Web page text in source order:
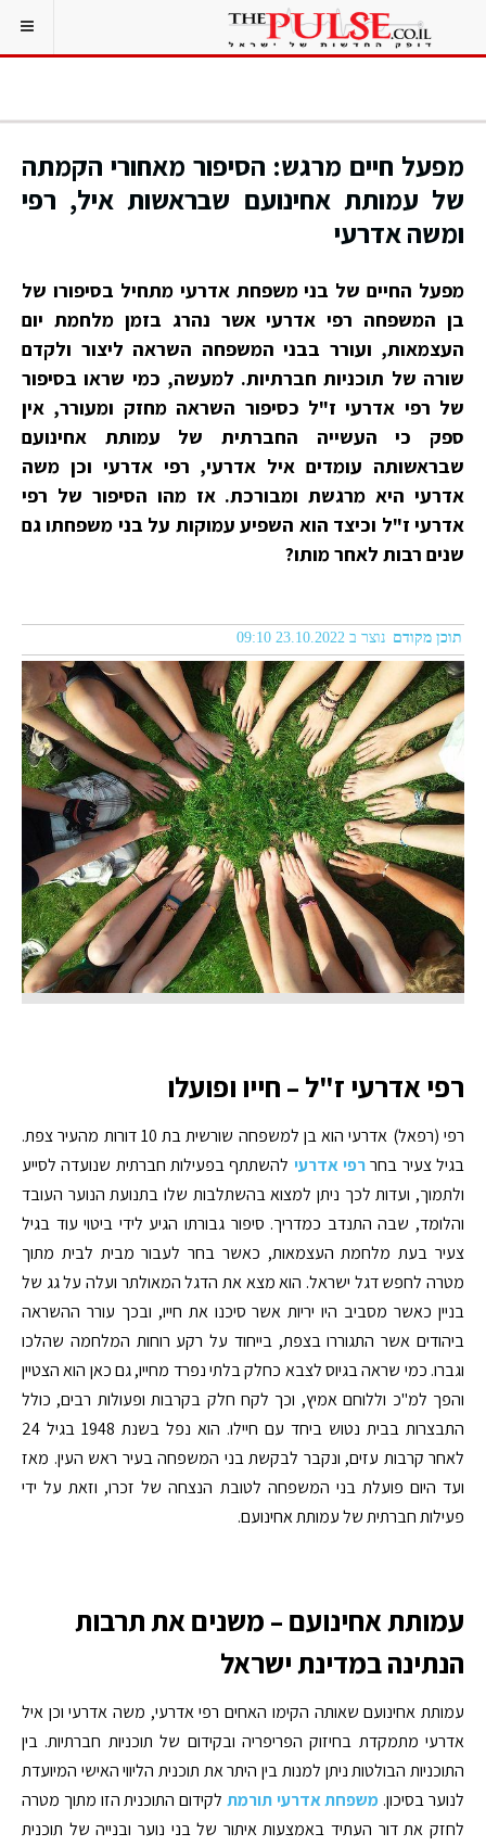
מפעל חיים מרגש: הסיפור מאחורי הקמתה
של עמותת אחינועם שבראשות איל, רפי
ומשה אדרעי
מפעל החיים של בני משפחת אדרעי מתחיל בסיפורו של
בן המשפחה רפי אדרעי אשר נהרג בזמן מלחמת יום
העצמאות, ועורר בבני המשפחה השראה ליצור ולקדם
שורה של תוכניות חברתיות. למעשה, כמי שראו בסיפור
של רפי אדרעי ז"ל כסיפור השראה מחזק ומעורר, אין
ספק כי העשייה החברתית של עמותת אחינועם
שבראשותה עומדים איל אדרעי, רפי אדרעי וכן משה
אדרעי היא מרגשת ומבורכת. אז מהו הסיפור של רפי
אדרעי ז"ל וכיצד הוא השפיע עמוקות על בני משפחתו גם
שנים רבות לאחר מותו?
תוכן מקודם נוצר ב 23.10.2022 09:10
רפי אדרעי ז"ל – חייו ופועלו
רפי (רפאל) אדרעי הוא בן למשפחה שורשית בת 10 דורות מהעיר צפת.
בגיל צעיר בחררפי אדרעי להשתתף בפעילות חברתית שנועדה לסייע
ולתמוך, ועדות לכך ניתן למצוא בהשתלבות שלו בתנועת הנוער העובד
והלומד, שבה התנדב כמדריך. סיפור גבורתו הגיע לידי ביטוי עוד בגיל
צעיר בעת מלחמת העצמאות, כאשר בחר לעבור מבית לבית מתוך
מטרה לחפש דגל ישראל. הוא מצא את הדגל המאולתר ועלה על גג של
בניין כאשר מסביב היו יריות אשר סיכנו את חייו, ובכך עורר ההשראה
ביהודים אשר התגוררו בצפת, בייחוד על רקע רוחות המלחמה שהלכו
וגברו. כמי שראה בגיוס לצבא כחלק בלתי נפרד מחייו, גם כאן הוא הצטיין
והפך למ"כ וללוחם אמיץ, וכך לקח חלק בקרבות ופעולות רבים, כולל
התבצרות בבית נטוש ביחד עם חיילו. הוא נפל בשנת 1948 בגיל 24
לאחר קרבות עזים, ונקבר לבקשת בני המשפחה בעיר ראש העין. מאז
ועד היום פועלת בני המשפחה לטובת הנצחה של זכרו, וזאת על ידי
פעילות חברתית של עמותת אחינועם.
עמותת אחינועם – משנים את תרבות
הנתינה במדינת ישראל
עמותת אחינועם שאותה הקימו האחים רפי אדרעי, משה אדרעי וכן איל
אדרעי מתמקדת בחיזוק הפריפריה ובקידום של תוכניות חברתיות. בין
התוכניות הבולטות ניתן למנות בין היתר את תוכנית הליווי האישי המיועדת
לנוער בסיכון. משפחת אדרעי תורמת לקידום התוכנית הזו מתוך מטרה
לחזק את דור העתיד באמצעות איתור של בני נוער ובנייה של תוכנית